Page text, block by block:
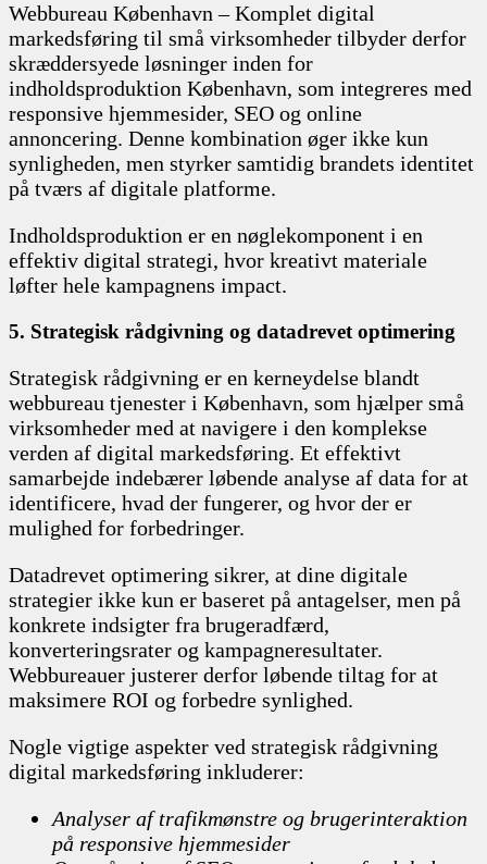
Webbureau København – Komplet digital
markedsføring til små virksomheder tilbyder derfor
skræddersyede løsninger inden for
indholdsproduktion København, som integreres med
responsive hjemmesider, SEO og online
annoncering. Denne kombination øger ikke kun
synligheden, men styrker samtidig brandets identitet
på tværs af digitale platforme.
Indholdsproduktion er en nøglekomponent i en
effektiv digital strategi, hvor kreativt materiale
løfter hele kampagnens impact.
5. Strategisk rådgivning og datadrevet optimering
Strategisk rådgivning er en kerneydelse blandt
webbureau tjenester i København, som hjælper små
virksomheder med at navigere i den komplekse
verden af digital markedsføring. Et effektivt
samarbejde indebærer løbende analyse af data for at
identificere, hvad der fungerer, og hvor der er
mulighed for forbedringer.
Datadrevet optimering sikrer, at dine digitale
strategier ikke kun er baseret på antagelser, men på
konkrete indsigter fra brugeradfærd,
konverteringsrater og kampagneresultater.
Webbureauer justerer derfor løbende tiltag for at
maksimere ROI og forbedre synlighed.
Nogle vigtige aspekter ved strategisk rådgivning
digital markedsføring inkluderer:
Analyser af trafikmønstre og brugerinteraktion
på responsive hjemmesider